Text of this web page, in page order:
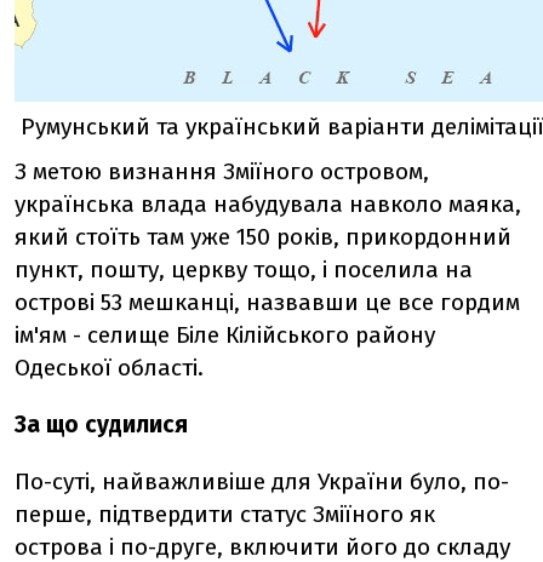
Румунський та український варіанти делімітації
З метою визнання Зміїного островом,
українська влада набудувала навколо маяка,
який стоїть там уже 150 років, прикордонний
пункт, пошту, церкву тощо, і поселила на
острові 53 мешканці, назвавши це все гордим
ім'ям - селище Біле Кілійського району
Одеської області.
За що судилися
По-суті, найважливіше для України було, по-
перше, підтвердити статус Зміїного як
острова і по-друге, включити його до складу